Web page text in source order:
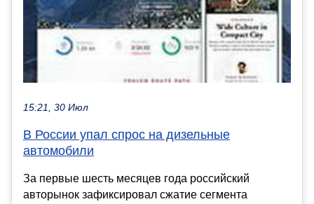
15:21, 30 Июл
В России упал спрос на дизельные
автомобили
За первые шесть месяцев года российский
авторынок зафиксировал сжатие сегмента